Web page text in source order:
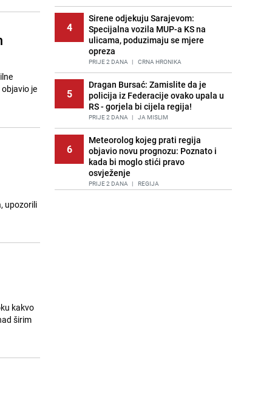
je
upozorili
kakvo
širim
4
Sirene odjekuju Sarajevom:
Specijalna vozila MUP-a KS na
ulicama, poduzimaju se mjere
opreza
PRIJE 2 DANA | CRNA HRONIKA
5
Dragan Bursać: Zamislite da je
policija iz Federacije ovako upala u
RS - gorjela bi cijela regija!
PRIJE 2 DANA | JA MISLIM
6
Meteorolog kojeg prati regija
objavio novu prognozu: Poznato i
kada bi moglo stići pravo
osvježenje
PRIJE 2 DANA | REGIJA